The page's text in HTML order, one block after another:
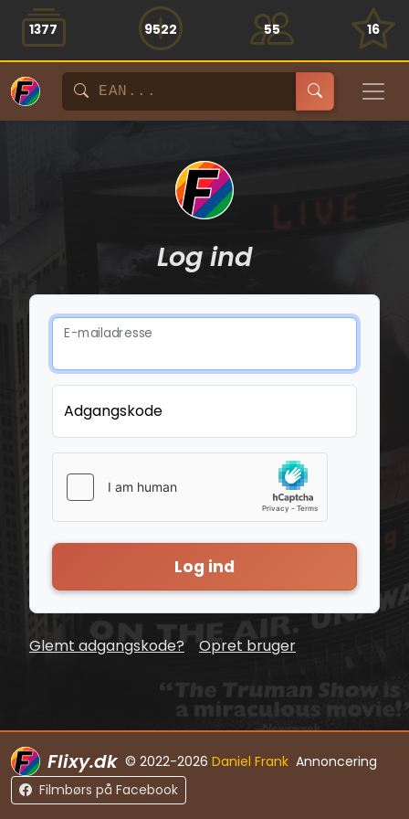
1377 9522 55 16
Log ind
E-mailadresse
Adgangskode
Log ind
Glemt adgangskode? Opret bruger
Flixy.dk © 2022-2026 Daniel Frank Annoncering
Filmbørs på Facebook